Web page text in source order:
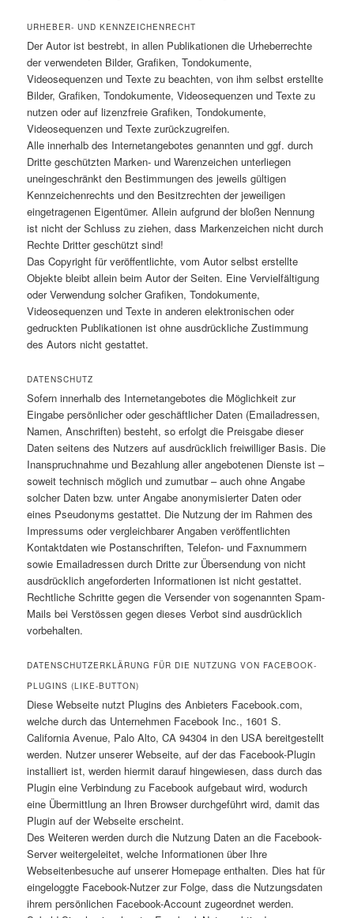
URHEBER- UND KENNZEICHENRECHT
Der Autor ist bestrebt, in allen Publikationen die Urheberrechte
der verwendeten Bilder, Grafiken, Tondokumente,
Videosequenzen und Texte zu beachten, von ihm selbst erstellte
Bilder, Grafiken, Tondokumente, Videosequenzen und Texte zu
nutzen oder auf lizenzfreie Grafiken, Tondokumente,
Videosequenzen und Texte zurückzugreifen.
Alle innerhalb des Internetangebotes genannten und ggf. durch
Dritte geschützten Marken- und Warenzeichen unterliegen
uneingeschränkt den Bestimmungen des jeweils gültigen
Kennzeichenrechts und den Besitzrechten der jeweiligen
eingetragenen Eigentümer. Allein aufgrund der bloßen Nennung
ist nicht der Schluss zu ziehen, dass Markenzeichen nicht durch
Rechte Dritter geschützt sind!
Das Copyright für veröffentlichte, vom Autor selbst erstellte
Objekte bleibt allein beim Autor der Seiten. Eine Vervielfältigung
oder Verwendung solcher Grafiken, Tondokumente,
Videosequenzen und Texte in anderen elektronischen oder
gedruckten Publikationen ist ohne ausdrückliche Zustimmung
des Autors nicht gestattet.
DATENSCHUTZ
Sofern innerhalb des Internetangebotes die Möglichkeit zur
Eingabe persönlicher oder geschäftlicher Daten (Emailadressen,
Namen, Anschriften) besteht, so erfolgt die Preisgabe dieser
Daten seitens des Nutzers auf ausdrücklich freiwilliger Basis. Die
Inanspruchnahme und Bezahlung aller angebotenen Dienste ist –
soweit technisch möglich und zumutbar – auch ohne Angabe
solcher Daten bzw. unter Angabe anonymisierter Daten oder
eines Pseudonyms gestattet. Die Nutzung der im Rahmen des
Impressums oder vergleichbarer Angaben veröffentlichten
Kontaktdaten wie Postanschriften, Telefon- und Faxnummern
sowie Emailadressen durch Dritte zur Übersendung von nicht
ausdrücklich angeforderten Informationen ist nicht gestattet.
Rechtliche Schritte gegen die Versender von sogenannten Spam-
Mails bei Verstössen gegen dieses Verbot sind ausdrücklich
vorbehalten.
DATENSCHUTZERKLÄRUNG FÜR DIE NUTZUNG VON FACEBOOK-
PLUGINS (LIKE-BUTTON)
Diese Webseite nutzt Plugins des Anbieters Facebook.com,
welche durch das Unternehmen Facebook Inc., 1601 S.
California Avenue, Palo Alto, CA 94304 in den USA bereitgestellt
werden. Nutzer unserer Webseite, auf der das Facebook-Plugin
installiert ist, werden hiermit darauf hingewiesen, dass durch das
Plugin eine Verbindung zu Facebook aufgebaut wird, wodurch
eine Übermittlung an Ihren Browser durchgeführt wird, damit das
Plugin auf der Webseite erscheint.
Des Weiteren werden durch die Nutzung Daten an die Facebook-
Server weitergeleitet, welche Informationen über Ihre
Webseitenbesuche auf unserer Homepage enthalten. Dies hat für
eingeloggte Facebook-Nutzer zur Folge, dass die Nutzungsdaten
ihrem persönlichen Facebook-Account zugeordnet werden.